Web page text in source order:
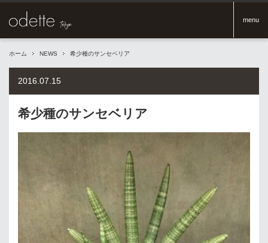
menu
ホーム NEWS 希少種のサンセベリア
2016.07.15
希少種のサンセベリア